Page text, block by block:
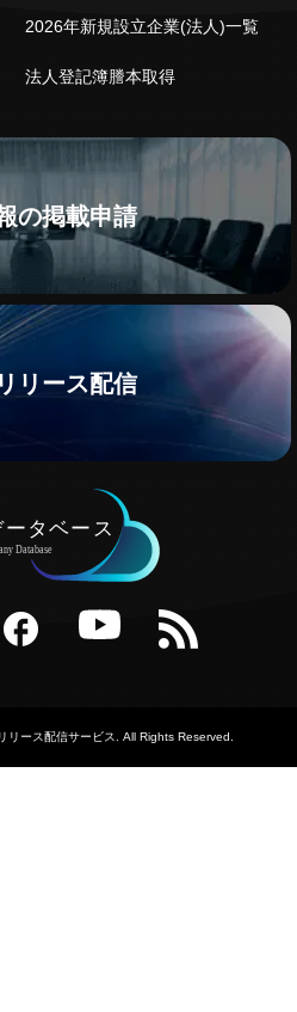
2026年新規設立企業(法人)一覧
法人登記簿謄本取得
の掲載申請
リース配信
RSS
リース配信サービス . All Rights Reserved.